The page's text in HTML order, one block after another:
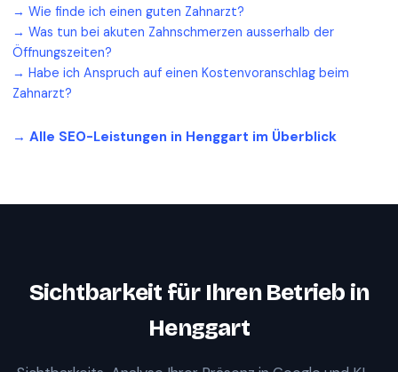
→ Wie finde ich einen guten Zahnarzt?
→ Was tun bei akuten Zahnschmerzen ausserhalb der
Öffnungszeiten?
→ Habe ich Anspruch auf einen Kostenvoranschlag beim
Zahnarzt?
→ Alle SEO-Leistungen in Henggart im Überblick
Sichtbarkeit für Ihren Betrieb in
Henggart